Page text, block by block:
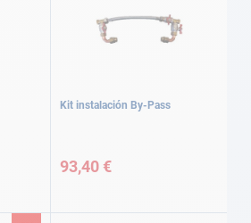
Kit instalación By-Pass
93,40 €